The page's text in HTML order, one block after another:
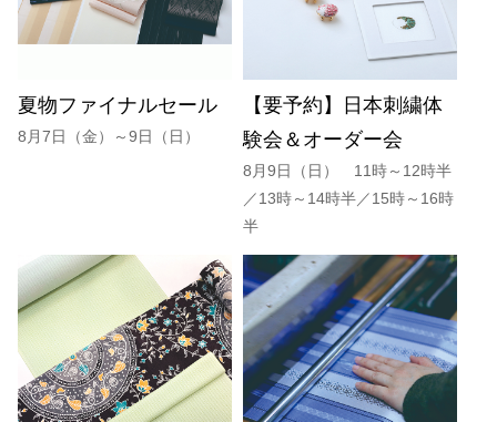
夏物ファイナルセール
8月7日（金）～9日（日）
【要予約】日本刺繍体
験会＆オーダー会
8月9日（日） 11時～12時半
／13時～14時半／15時～16時
半